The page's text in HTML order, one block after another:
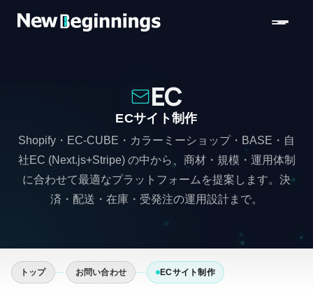
EC
ECサイト制作
Shopify・EC-CUBE・カラーミーショップ・BASE・自
社EC (Next.js+Stripe) の中から、商材・規模・運用体制
に合わせて最適なプラットフォームを提案します。決
済・配送・在庫・受発注の運用設計まで。
トップ お問い合わせ ECサイト制作